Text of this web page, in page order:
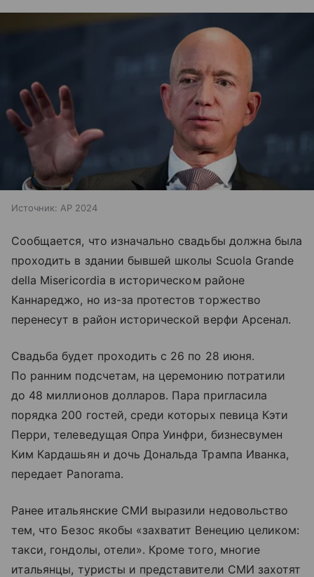
Источник: AP 2024
Сообщается, что изначально свадьбы должна была
проходить в здании бывшей школы Scuola Grande
della Misericordia в историческом районе
Каннареджо, но из-за протестов торжество
перенесут в район исторической верфи Арсенал.
Свадьба будет проходить с 26 по 28 июня.
По ранним подсчетам, на церемонию потратили
до 48 миллионов долларов. Пара пригласила
порядка 200 гостей, среди которых певица Кэти
Перри, телеведущая Опра Уинфри, бизнесвумен
Ким Кардашьян и дочь Дональда Трампа Иванка,
передает Panorama.
Ранее итальянские СМИ выразили недовольство
тем, что Безос якобы «захватит Венецию целиком:
такси, гондолы, отели». Кроме того, многие
итальянцы, туристы и представители СМИ захотят